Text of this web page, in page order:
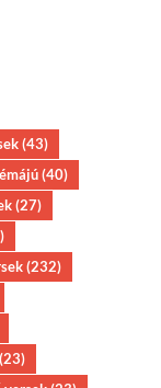
(43)
(40)
(27)
(232)
(23)